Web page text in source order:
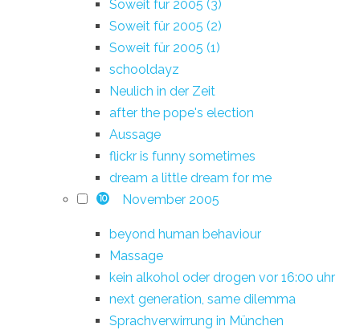
Soweit für 2005 (3)
Soweit für 2005 (2)
Soweit für 2005 (1)
schooldayz
Neulich in der Zeit
after the pope's election
Aussage
flickr is funny sometimes
dream a little dream for me
10 November 2005
beyond human behaviour
Massage
kein alkohol oder drogen vor 16:00 uhr
next generation, same dilemma
Sprachverwirrung in München